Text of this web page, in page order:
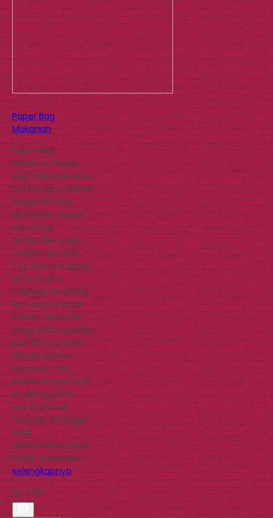
Paper Bag
Makanan
Paper Bag
Makanan Paper
bag makanan atau
tas kantong bahan
makanan bisa
diproduksi seperti
tas kertas
landscape pada
contoh gambar.
Tas kertas supplier
telur ini bisa
menjadi alternatif
kemasan produk
bahan makanan
yang sedang Anda
jual. Namun perlu
diingat bahwa
kemasan dari
bahan kertas kraft
ini dikhususkan
untuk produk
mentah sehingga
tidak
direkomendasikan
untuk makanan…
selengkapnya
Rp 3.000